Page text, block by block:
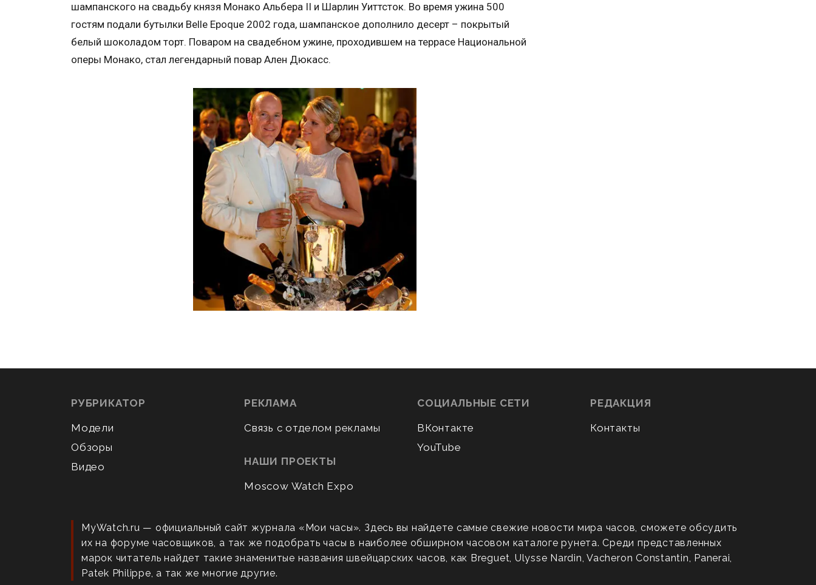
шампанского на свадьбу князя Монако Альбера II и Шарлин Уиттсток. Во время ужина 500
гостям подали бутылки Belle Epoque 2002 года, шампанское дополнило десерт – покрытый
белый шоколадом торт. Поваром на свадебном ужине, проходившем на террасе Национальной
оперы Монако, стал легендарный повар Ален Дюкасс.
РУБРИКАТОР
Модели
Обзоры
Видео
РЕКЛАМА
Связь с отделом рекламы
НАШИ ПРОЕКТЫ
Moscow Watch Expo
СОЦИАЛЬНЫЕ СЕТИ
ВКонтакте
YouTube
РЕДАКЦИЯ
Контакты
MyWatch.ru — официальный сайт журнала «Мои часы». Здесь вы найдете самые свежие новости мира часов, сможете обсудить
их на форуме часовщиков, а так же подобрать часы в наиболее обширном часовом каталоге рунета. Среди представленных
марок читатель найдет такие знаменитые названия швейцарских часов, как Breguet, Ulysse Nardin, Vacheron Constantin, Panerai,
Patek Philippe, а так же многие другие.